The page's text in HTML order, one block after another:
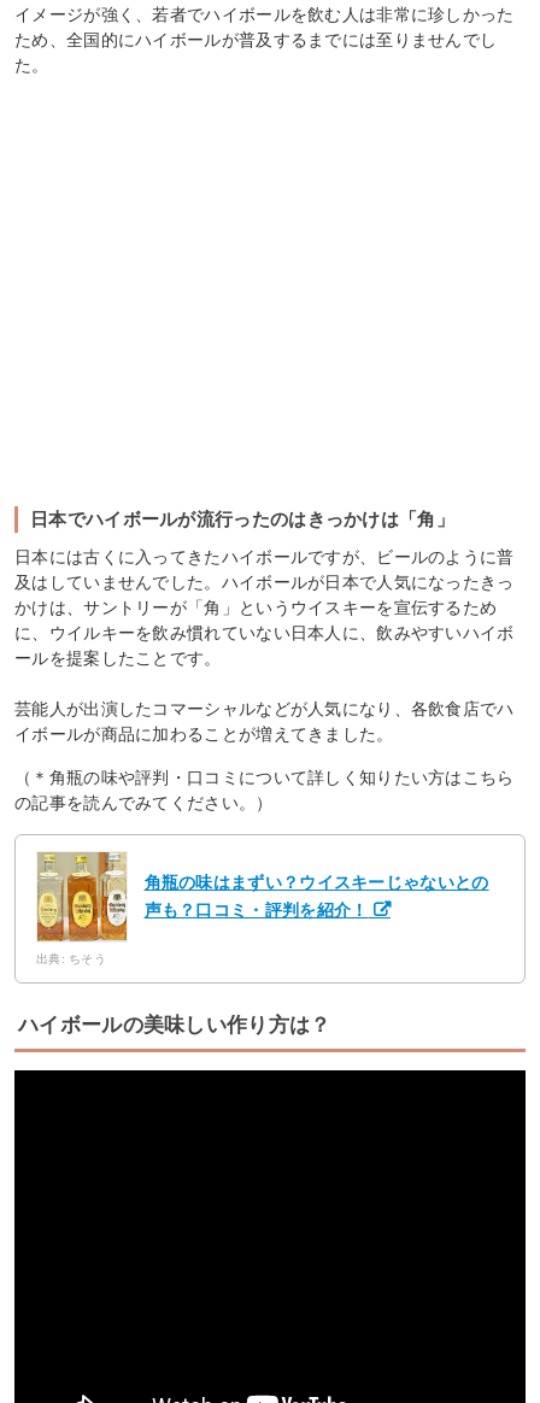
イメージが強く、若者でハイボールを飲む人は非常に珍しかった
ため、全国的にハイボールが普及するまでには至りませんでし
た。
日本でハイボールが流行ったのはきっかけは「角」
日本には古くに入ってきたハイボールですが、ビールのように普
及はしていませんでした。ハイボールが日本で人気になったきっ
かけは、サントリーが「角」というウイスキーを宣伝するため
に、ウイルキーを飲み慣れていない日本人に、飲みやすいハイボ
ールを提案したことです。
芸能人が出演したコマーシャルなどが人気になり、各飲食店でハ
イボールが商品に加わることが増えてきました。
（＊角瓶の味や評判・口コミについて詳しく知りたい方はこちら
の記事を読んでみてください。）
角瓶の味はまずい？ウイスキーじゃないとの
声も？口コミ・評判を紹介！
出典: ちそう
ハイボールの美味しい作り方は？